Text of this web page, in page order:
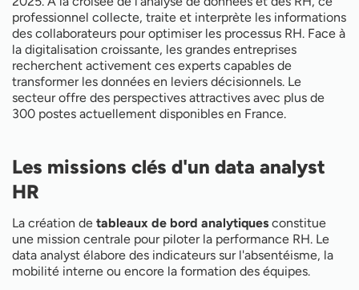
professionnel collecte, traite et interprète les informations
des collaborateurs pour optimiser les processus RH. Face à
la digitalisation croissante, les grandes entreprises
recherchent activement ces experts capables de
transformer les données en leviers décisionnels. Le
secteur offre des perspectives attractives avec plus de
300 postes actuellement disponibles en France.
Les missions clés d'un data analyst
HR
La création de tableaux de bord analytiques constitue
une mission centrale pour piloter la performance RH. Le
data analyst élabore des indicateurs sur l'absentéisme, la
mobilité interne ou encore la formation des équipes.
Quel est le salaire d'un data analyst RH ?
Le marché de d'offre emploi en pleine expansion
Les outils indispensables du data analyst RH
Comment optimiser les processus RH avec la data